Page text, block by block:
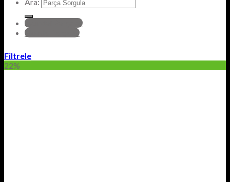
hyundai Parçalar
Honda Parçalar
Filtrele
22%